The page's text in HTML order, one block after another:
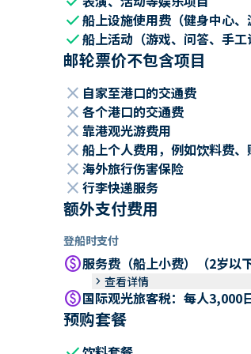
check船上设施使用费（健身中心、
check船上活动（游戏、问答、手工
邮轮票价不包含项目
close 自家至港口的交通费
close 各个港口的交通费
close 靠港观光游费用
close 船上个人费用，例如饮料费
close 海外旅行伤害保险
close 行李快递服务
额外支付费用
登船时支付
paid服务费（船上小费）（2岁以
keyboard_arrow_right 查看详情
paid国际观光旅客税：每人
预购套餐